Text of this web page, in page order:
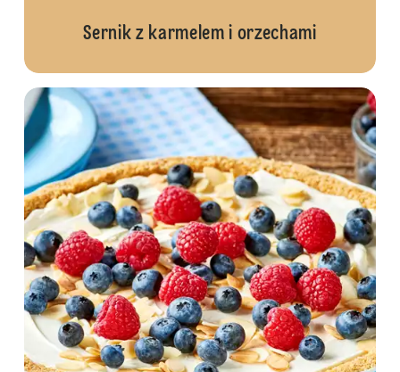
Sernik z karmelem i orzechami